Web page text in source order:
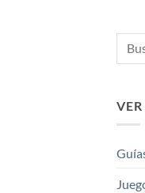
Buscar
por: